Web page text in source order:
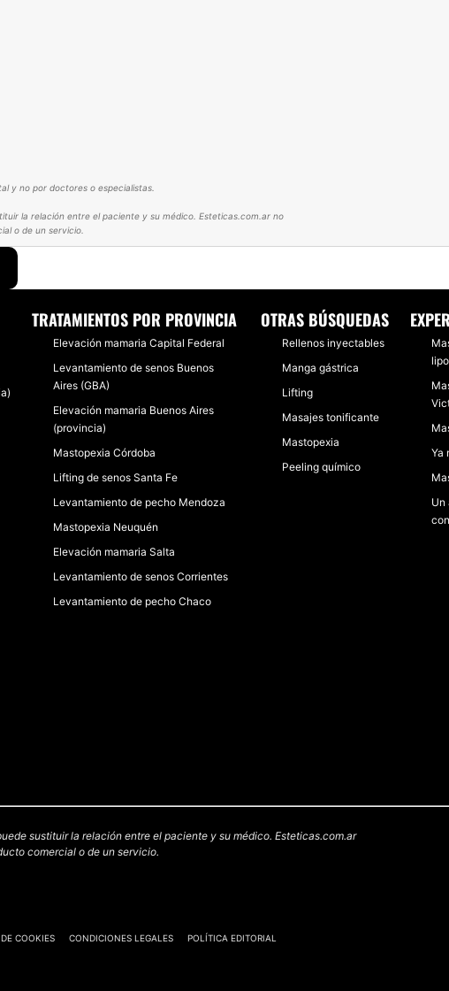
y no por doctores o especialistas.
la relación entre el paciente y su médico. Esteticas.com.ar no
o de un servicio.
TRATAMIENTOS POR PROVINCIA
Elevación mamaria Capital Federal
Levantamiento de senos Buenos
Aires (GBA)
Elevación mamaria Buenos Aires
(provincia)
Mastopexia Córdoba
Lifting de senos Santa Fe
Levantamiento de pecho Mendoza
Mastopexia Neuquén
Elevación mamaria Salta
Levantamiento de senos Corrientes
Levantamiento de pecho Chaco
OTRAS BÚSQUEDAS
Rellenos inyectables
Manga gástrica
Lifting
Masajes tonificante
Mastopexia
Peeling químico
Ya
Un
sustituir la relación entre el paciente y su médico. Esteticas.com.ar
comercial o de un servicio.
COOKIES CONDICIONES LEGALES POLÍTICA EDITORIAL